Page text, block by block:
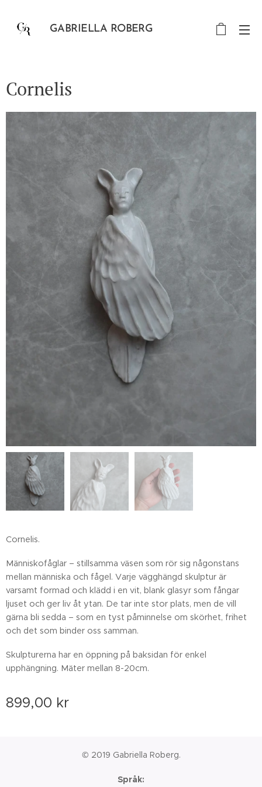
GABRIELLA ROBERG
Cornelis
Cornelis.
Människofåglar – stillsamma väsen som rör sig någonstans
mellan människa och fågel. Varje vägghängd skulptur är
varsamt formad och klädd i en vit, blank glasyr som fångar
ljuset och ger liv åt ytan. De tar inte stor plats, men de vill
gärna bli sedda – som en tyst påminnelse om skörhet, frihet
och det som binder oss samman.
Skulpturerna har en öppning på baksidan för enkel
upphängning. Mäter mellan 8-20cm.
899,00 kr
© 2019 Gabriella Roberg.
Språk